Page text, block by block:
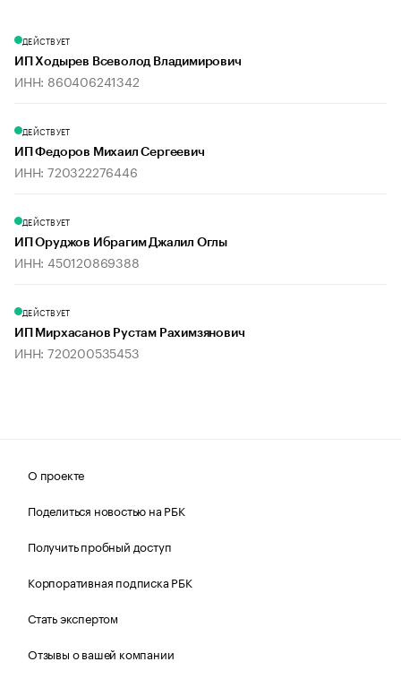
ДЕЙСТВУЕТ
ИП Ходырев Всеволод Владимирович
ИНН: 860406241342
ДЕЙСТВУЕТ
ИП Федоров Михаил Сергеевич
ИНН: 720322276446
ДЕЙСТВУЕТ
ИП Оруджов Ибрагим Джалил Оглы
ИНН: 450120869388
ДЕЙСТВУЕТ
ИП Мирхасанов Рустам Рахимзянович
ИНН: 720200535453
О проекте
Поделиться новостью на РБК
Получить пробный доступ
Корпоративная подписка РБК
Стать экспертом
Отзывы о вашей компании